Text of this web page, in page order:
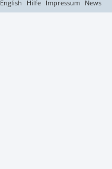
English Hilfe Impressum News